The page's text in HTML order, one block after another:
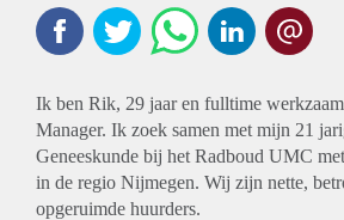
Ik ben Rik, 29 jaar en fulltime
Manager. Ik zoek samen met mijn 21
Geneeskunde bij het Radboud UMC
in de regio Nijmegen. Wij zijn nette,
opgeruimde huurders.